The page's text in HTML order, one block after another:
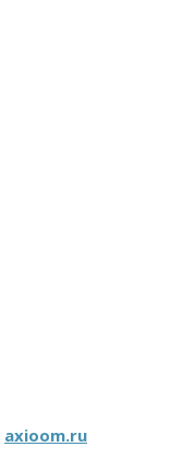
axioom.ru